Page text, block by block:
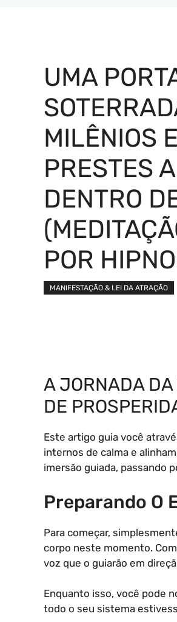
UMA
MILÊNIOS
PRESTES
DENTRO
POR
MANIFESTAÇÃO & LEI DA ATRAÇÃO
A JORNADA DA
DE
Este artigo guia você
internos de calma e
imersão guiada, passando
Preparando O
Para começar,
corpo neste momento.
voz que o guiarão em
Enquanto isso, você pode
todo o seu sistema